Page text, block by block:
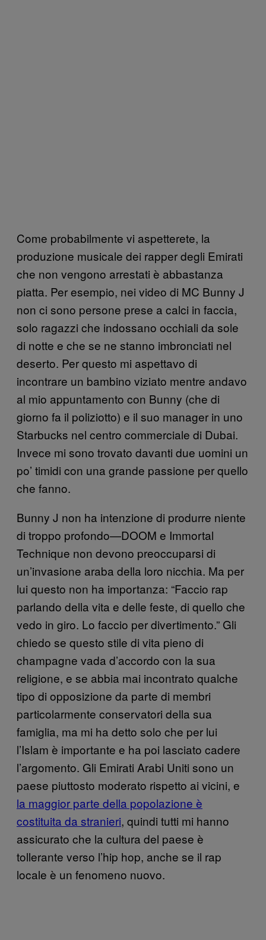
Come probabilmente vi aspetterete, la
produzione musicale dei rapper degli Emirati
che non vengono arrestati è abbastanza
piatta. Per esempio, nei video di MC Bunny J
non ci sono persone prese a calci in faccia,
solo ragazzi che indossano occhiali da sole
di notte e che se ne stanno imbronciati nel
deserto. Per questo mi aspettavo di
incontrare un bambino viziato mentre andavo
al mio appuntamento con Bunny (che di
giorno fa il poliziotto) e il suo manager in uno
Starbucks nel centro commerciale di Dubai.
Invece mi sono trovato davanti due uomini un
po’ timidi con una grande passione per quello
che fanno.
Bunny J non ha intenzione di produrre niente
di troppo profondo—DOOM e Immortal
Technique non devono preoccuparsi di
un’invasione araba della loro nicchia. Ma per
lui questo non ha importanza: “Faccio rap
parlando della vita e delle feste, di quello che
vedo in giro. Lo faccio per divertimento.” Gli
chiedo se questo stile di vita pieno di
champagne vada d’accordo con la sua
religione, e se abbia mai incontrato qualche
tipo di opposizione da parte di membri
particolarmente conservatori della sua
famiglia, ma mi ha detto solo che per lui
l’Islam è importante e ha poi lasciato cadere
l’argomento. Gli Emirati Arabi Uniti sono un
paese piuttosto moderato rispetto ai vicini, e
la maggior parte della popolazione è
costituita da stranieri, quindi tutti mi hanno
assicurato che la cultura del paese è
tollerante verso l’hip hop, anche se il rap
locale è un fenomeno nuovo.